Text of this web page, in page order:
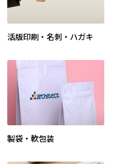
活版印刷・名刺・ハガキ
製袋・軟包装